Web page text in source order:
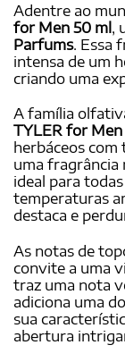
Adentre ao
for Men 50 ml,
Parfums. Essa
intensa de um
criando uma
A família
TYLER for Men
herbáceos
uma fragrância
ideal para
temperaturas
destaca e
As notas de
convite a uma
traz uma nota
adiciona uma
sua
abertura